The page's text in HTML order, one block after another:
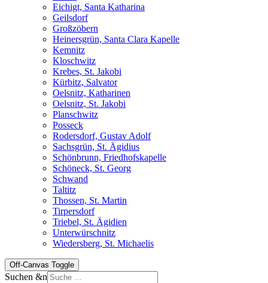
Eichigt, Santa Katharina
Geilsdorf
Großzöbern
Heinersgrün, Santa Clara Kapelle
Kemnitz
Kloschwitz
Krebes, St. Jakobi
Kürbitz, Salvator
Oelsnitz, Katharinen
Oelsnitz, St. Jakobi
Planschwitz
Posseck
Rodersdorf, Gustav Adolf
Sachsgrün, St. Ägidius
Schönbrunn, Friedhofskapelle
Schöneck, St. Georg
Schwand
Taltitz
Thossen, St. Martin
Tirpersdorf
Triebel, St. Ägidien
Unterwürschnitz
Wiedersberg, St. Michaelis
Off-Canvas Toggle
Suchen &n